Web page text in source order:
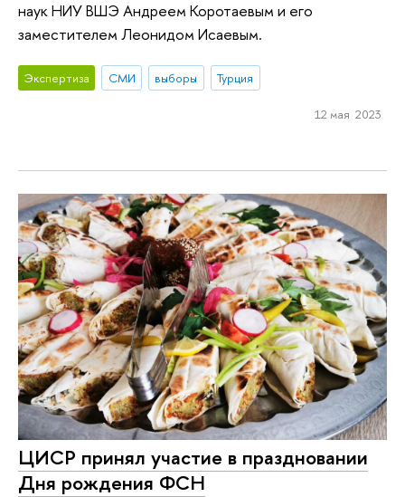
наук НИУ ВШЭ Андреем Коротаевым и его
заместителем Леонидом Исаевым.
Экспертиза СМИ выборы Турция
12 мая 2023
ЦИСР принял участие в праздновании
Дня рождения ФСН